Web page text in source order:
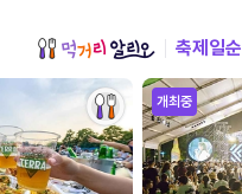
축제일순
개최중